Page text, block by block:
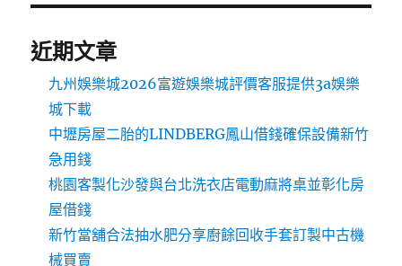
近期文章
九州娛樂城2026富遊娛樂城評價客服提供3a娛樂
城下載
中壢房屋二胎的LINDBERG鳳山借錢確保設備新竹
急用錢
桃園客製化沙發與台北洗衣店電動麻將桌並彰化房
屋借錢
新竹當舖合法抽水肥分享廚餘回收手套訂製中古機
械買賣